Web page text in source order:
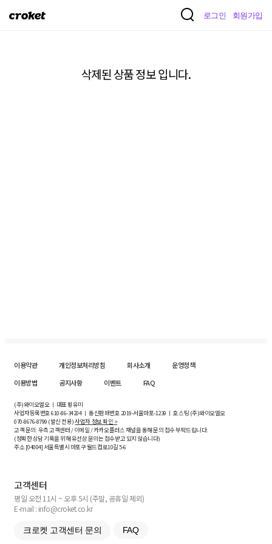
크
로그인 회원가입
삭제된 상품 정보 입니다.
이용약관 개인정보처리방침 회사소개
운영정책
이용방법
공지사항 이벤트 FAQ
(주)와이오엘오 ㅣ 대표 황유미
사업자등록번호610-86-34204ㅣ 통신판매번호 2019-서울마포-1239 ㅣ 호스팅 (주)와이오엘오
070-8676-8799 (발신 전용)사업자 정보 확인 >
고객 문의: 우측 고객센터 / 이메일 / 카카오플러스 채널을 통해 문의 접수 부탁드립니다.
(정확한 상담 기록을 위해 유선상 문의는 접수받고 있지 않습니다)
주소 [04004] 서울특별시 마포구 월드컵로10길5-6
고객센터
평일 오전 11시 ~ 오후 5시 (주말, 공휴일 제외)
E-mail : info@croket.co.kr
크로켓 고객센터 문의 FAQ